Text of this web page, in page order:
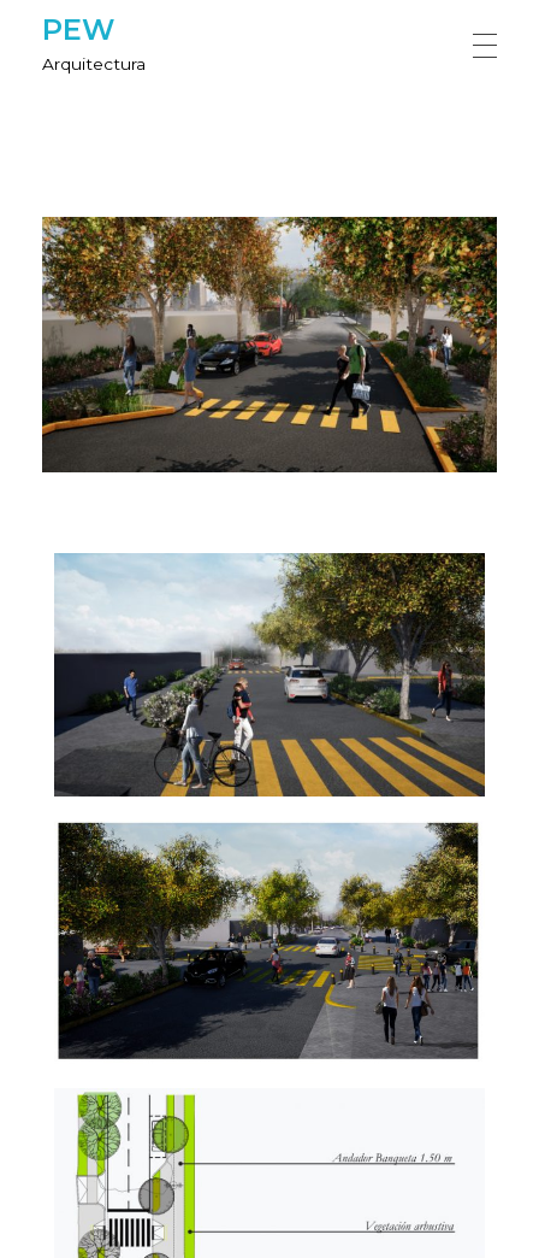
PEW
Arquitectura
NOSOTROS
PROYECTOS
CONTÁCTANOS